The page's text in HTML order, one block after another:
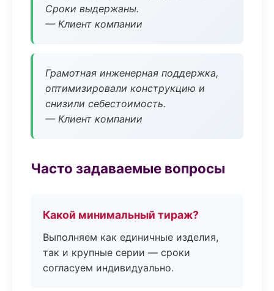
Сроки выдержаны.
— Клиент компании
Грамотная инженерная поддержка,
оптимизировали конструкцию и
снизили себестоимость.
— Клиент компании
Часто задаваемые вопросы
Какой минимальный тираж?
Выполняем как единичные изделия,
так и крупные серии — сроки
согласуем индивидуально.